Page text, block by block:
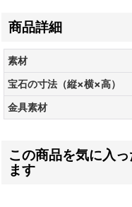
商品詳細
素材
宝石の寸法（縦×横×高）
金具素材
この商品を気に入
ます